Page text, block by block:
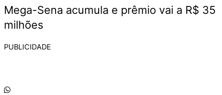
Mega-Sena acumula e prêmio vai a R$ 35
milhões
PUBLICIDADE